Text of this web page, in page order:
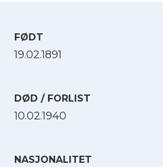
FØDT
19.02.1891
DØD / FORLIST
10.02.1940
NASJONALITET